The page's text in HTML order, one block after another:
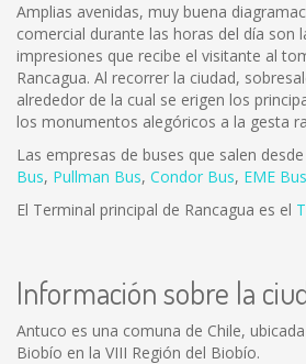
Amplias avenidas, muy buena
comercial durante las horas del día son
impresiones que recibe el visitante al
Rancagua. Al recorrer la ciudad,
alrededor de la cual se erigen los
los monumentos alegóricos a la gesta
Las empresas de buses que salen
Bus, Pullman Bus, Condor Bus, EME Bus
El Terminal principal de Rancagua es el
Información sobre la
Antuco es una comuna de Chile,
Biobío en la VIII Región del Biobío.